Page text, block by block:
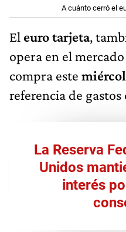
A cuánto cerró el
El euro tarjeta,
opera en el
compra este
referencia de
La Reserva
Unidos
interés